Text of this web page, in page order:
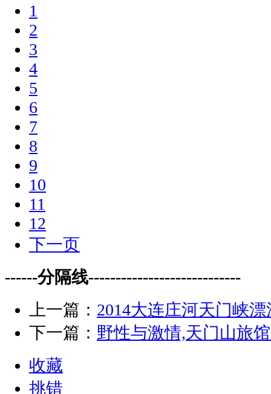
1
2
3
4
5
6
7
8
9
10
11
12
下一页
------分隔线----------------------------
上一篇： 2014大连庄河天门峡
下一篇： 野性与激情,天门山旅
收藏
挑错